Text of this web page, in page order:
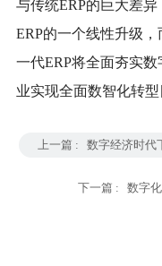
与传统ERP的巨大差
ERP的一个线性升级
一代ERP将全面夯实
业实现全面数智化转型
上一篇 :
数字经济时代
下一篇 :
数字